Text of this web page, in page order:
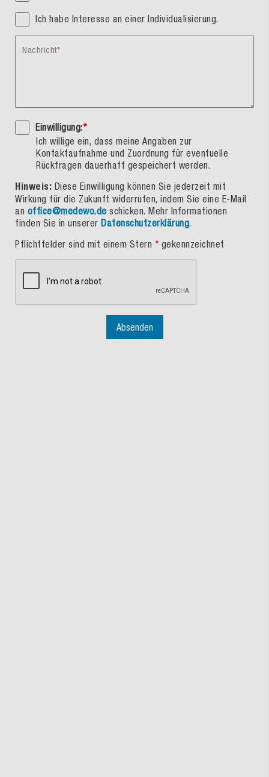
Ich habe Interesse an einer Individualisierung.
Nachricht
Einwilligung:*
Ich willige ein, dass meine Angaben zur
Kontaktaufnahme und Zuordnung für eventuelle
Rückfragen dauerhaft gespeichert werden.
Hinweis: Diese Einwilligung können Sie jederzeit mit
Wirkung für die Zukunft widerrufen, indem Sie eine E-Mail
an office@medewo.de schicken. Mehr Informationen
finden Sie in unserer Datenschutzerklärung
Pflichtfelder sind mit einem Stern * gekennzeichnet
Absenden